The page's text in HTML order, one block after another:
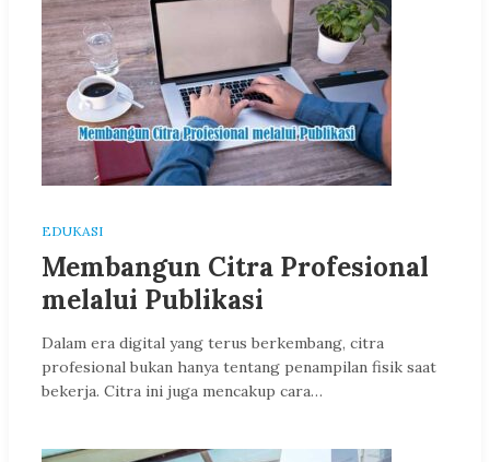
EDUKASI
Membangun Citra Profesional
melalui Publikasi
Dalam era digital yang terus berkembang, citra
profesional bukan hanya tentang penampilan fisik saat
bekerja. Citra ini juga mencakup cara…